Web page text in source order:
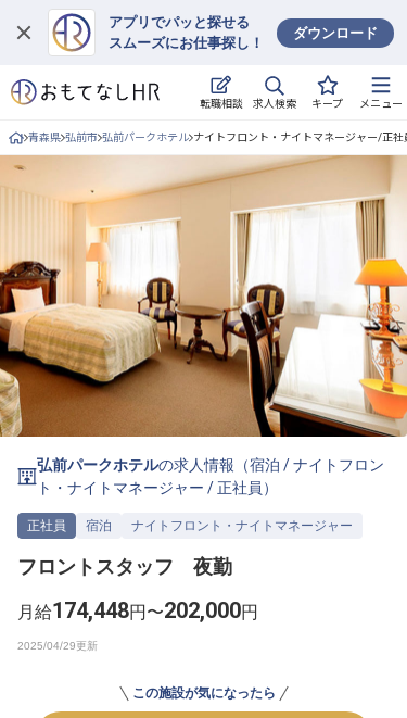
アプリでパッと探せる
スムーズにお仕事探し！
ダウンロード
転職相談 求人検索 キープ メニュー
ログイン
求人・施設を探す
キープした求人
就職・転職 合同説明会
おもてなしHRについて
ご利用の流れ
よくある質問
ホテル・宿泊業界情報コラム
無料 転職サポートに申し込む
採用をお考えの企業様へ
青森県 弘前市 弘前パークホテル ナイトフロント・ナイトマネージャー/正社
弘前パークホテルの求人情報（宿泊 /ナイトフロン
ト・ナイトマネージャー /正社員 ）
正社員 宿泊 ナイトフロント・ナイトマネージャー
フロントスタッフ 夜勤
月給174,448円〜202,000円
この施設が気になったら